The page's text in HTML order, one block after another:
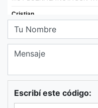
Escribí este código: